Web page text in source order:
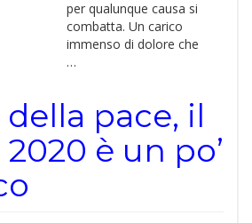
per qualunque causa si
combatta. Un carico
immenso di dolore che
…
pace, il
è un po’